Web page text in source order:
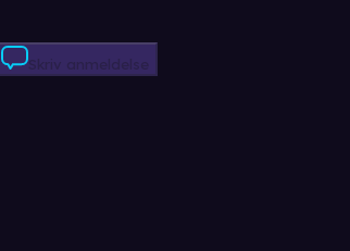
Skriv anmeldelse